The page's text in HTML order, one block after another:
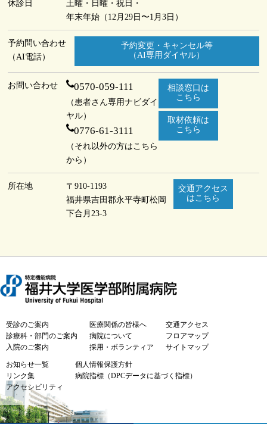
休診日
土曜・日曜・祝日・
年末年始（12月29日〜1月3日）
予約問い合わせ
（AI電話）
予約変更・キャンセル等
（AI専用ダイヤル）
お問い合わせ 0570-059-111
（患者さん専用ナビダイ
ヤル）
0776-61-3111
（それ以外の方はこちら
から）
相談窓口は
こちら
取材依頼は
こちら
所在地
〒910-1193
福井県吉田郡永平寺町松岡
下合月23-3
交通アクセス
はこちら
受診のご案内
診療科・部門のご案内
入院のご案内
医療関係の皆様へ
病院について
採用・ボランティア
交通アクセス
フロアマップ
サイトマップ
お知らせ一覧
リンク集
アクセシビリティ
個人情報保護方針
病院指標（DPCデータに基づく指標）